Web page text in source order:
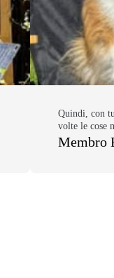
Quindi, con
volte le cose
Membro